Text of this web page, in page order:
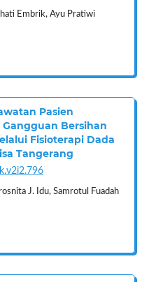
Embrik, Ayu Pratiwi
Pasien
Bersihan
Fisioterapi Dada
Tangerang
J. Idu, Samrotul Fuadah